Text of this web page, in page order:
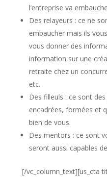
l’entreprise va
Des relayeurs : ce ne
embaucher mais ils
vous donner des
information sur une
retraite chez un
etc.
Des filleuls : ce sont
encadrées, formées et
bien de vous.
Des mentors : ce sont
seront aussi capables
[/vc_column_text][us_cta